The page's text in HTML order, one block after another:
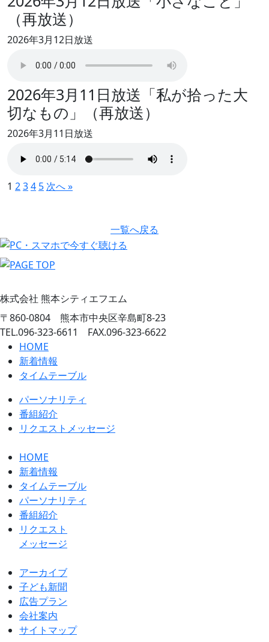
（再放送）
2026年3月12日放送
2026年3月11日放送「私が拾った大
切なもの」（再放送）
2026年3月11日放送
1 234 5 次へ »
一覧へ戻る
株式会社 熊本シティエフエム
〒860-0804 熊本市中央区辛島町8-23
TEL.096-323-6611 FAX.096-323-6622
HOME
新着情報
タイムテーブル
パーソナリティ
番組紹介
リクエストメッセージ
HOME
新着情報
タイムテーブル
パーソナリティ
番組紹介
リクエスト
メッセージ
アーカイブ
⼦ども新聞
広告プラン
会社案内
サイトマップ